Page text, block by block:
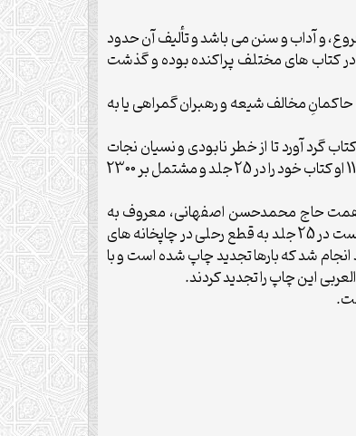
و آداب و سنن مى باشد و تأليف آن حدود
كتاب هاى مختلف پراكنده بوده و گذشت
مخالف شيعه و رهبران گمراهى يا به
گرد آورد تا از خطر نابودى و نسيان نجات
يابند. بدين منظور روايات آنها را كه در ابواب مختلف پراكنده بودند در يك فصل بندى جديد و متناسب در قالب كتاب بحارالانوار جمع نمود.11 او كتاب خود را در 25 جلد و مشتمل بر 2300
به سال 1248ه در هندوستان صورت گرفت كه تنها برخى از مجلدات آن منتشر شد. چاپ دوم آن در 1303ه به همت حاج محمدحسن اصفهانى، معروف به
كمپانى، امين دارالضرب تهران، آغاز و در 1315ه ، يعنى يك سال پس از مرگ وى به اتمام رسيد. اين چاپ سنگى كه به چاپ كمپانى معروف است در 25 جلد به قطع رحلى در چاپخانه هاى
گرفت. چاپ جديد بحارالانوار در 1376ه (1336 ه . ش) در انتشارات كتابفروشى اسلامى و دارالكتب الاسلاميه در 110 جلد انجام شد كه بارها تجديد چاپ شده است و با
اين چاپ را تجديد كردند.